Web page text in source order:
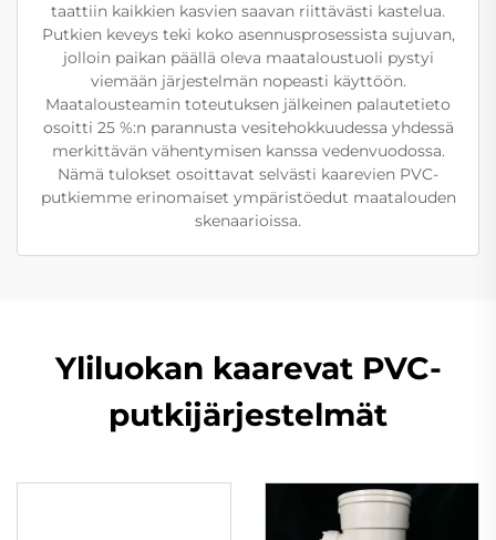
taattiin kaikkien kasvien saavan riittävästi kastelua.
Putkien keveys teki koko asennusprosessista sujuvan,
jolloin paikan päällä oleva maataloustuoli pystyi
viemään järjestelmän nopeasti käyttöön.
Maatalousteamin toteutuksen jälkeinen palautetieto
osoitti 25 %:n parannusta vesitehokkuudessa yhdessä
merkittävän vähentymisen kanssa vedenvuodossa.
Nämä tulokset osoittavat selvästi kaarevien PVC-
putkiemme erinomaiset ympäristöedut maatalouden
skenaarioissa.
Yliluokan kaarevat PVC-
putkijärjestelmät